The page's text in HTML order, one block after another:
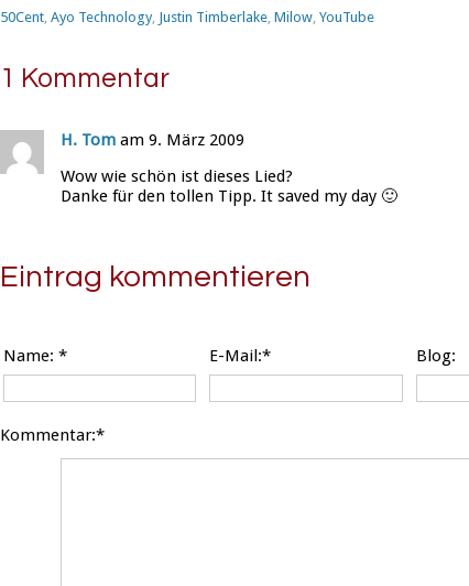
50Cent, Ayo Technology, Justin Timberlake, Milow, YouTube
1 Kommentar
H. Tom am 9. März 2009
Wow wie schön ist dieses Lied?
Danke für den tollen Tipp. It saved my day 🙂
Eintrag kommentieren
Name: * E-Mail:* Blog:
Kommentar:*